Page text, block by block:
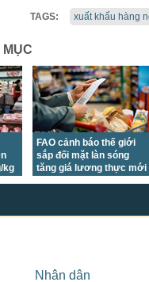
TAGS: xuất khẩu hàng
kg
FAO cảnh báo thế giới
sắp đối mặt làn sóng
tăng giá lương thực mới
Nhân dân